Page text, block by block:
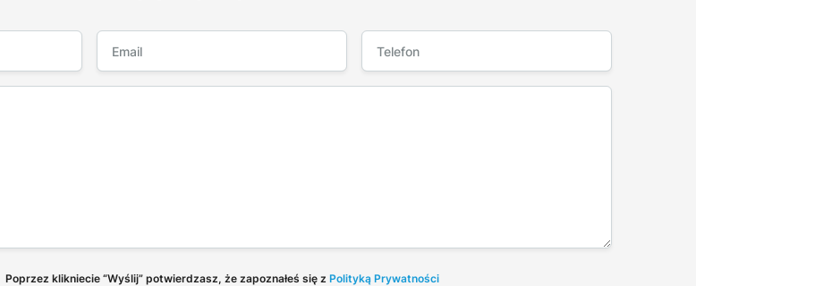
Poprzez klikniecie “Wyślij” potwierdzasz, że zapoznałeś się z Polityką Prywatności